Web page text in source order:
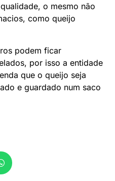
o mesmo não
como queijo
podem ficar
por isso a entidade
que o queijo seja
e guardado num saco